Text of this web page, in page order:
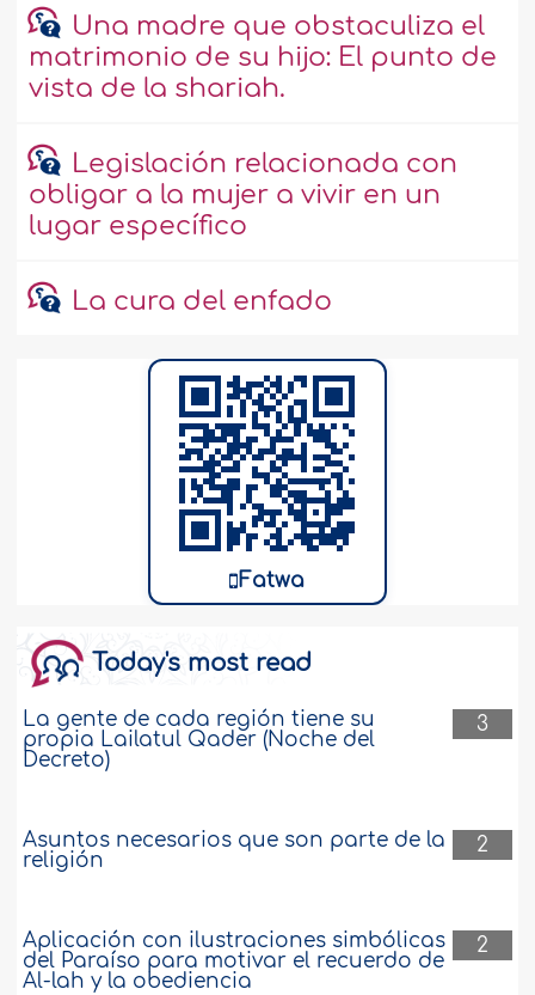
Una madre que obstaculiza el
matrimonio de su hijo: El punto de
vista de la shariah.
Legislación relacionada con
obligar a la mujer a vivir en un
lugar específico
La cura del enfado
Fatwa
Today's most read
3
La gente de cada región tiene su
propia Lailatul Qader (Noche del
Decreto)
2
Asuntos necesarios que son parte de la
religión
2
Aplicación con ilustraciones simbólicas
del Paraíso para motivar el recuerdo de
Al-lah y la obediencia